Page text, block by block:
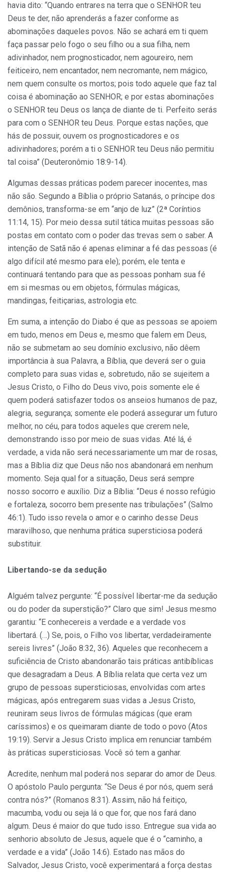
havia dito: “Quando entrares na terra que o SENHOR teu
Deus te der, não aprenderás a fazer conforme as
abominações daqueles povos. Não se achará em ti quem
faça passar pelo fogo o seu filho ou a sua filha, nem
adivinhador, nem prognosticador, nem agoureiro, nem
feiticeiro, nem encantador, nem necromante, nem mágico,
nem quem consulte os mortos; pois todo aquele que faz tal
coisa é abominação ao SENHOR; e por estas abominações
o SENHOR teu Deus os lança de diante de ti. Perfeito serás
para com o SENHOR teu Deus. Porque estas nações, que
hás de possuir, ouvem os prognosticadores e os
adivinhadores; porém a ti o SENHOR teu Deus não permitiu
tal coisa” (Deuteronômio 18:9-14).
Algumas dessas práticas podem parecer inocentes, mas
não são. Segundo a Bíblia o próprio Satanás, o príncipe dos
demônios, transforma-se em “anjo de luz” (2ª Coríntios
11:14, 15). Por meio dessa sutil tática muitas pessoas são
postas em contato com o poder das trevas sem o saber. A
intenção de Satã não é apenas eliminar a fé das pessoas (é
algo difícil até mesmo para ele); porém, ele tenta e
continuará tentando para que as pessoas ponham sua fé
em si mesmas ou em objetos, fórmulas mágicas,
mandingas, feitiçarias, astrologia etc.
Em suma, a intenção do Diabo é que as pessoas se apoiem
em tudo, menos em Deus e, mesmo que falem em Deus,
não se submetam ao seu domínio exclusivo, não dêem
importância à sua Palavra, a Bíblia, que deverá ser o guia
completo para suas vidas e, sobretudo, não se sujeitem a
Jesus Cristo, o Filho do Deus vivo, pois somente ele é
quem poderá satisfazer todos os anseios humanos de paz,
alegria, segurança; somente ele poderá assegurar um futuro
melhor, no céu, para todos aqueles que crerem nele,
demonstrando isso por meio de suas vidas. Até lá, é
verdade, a vida não será necessariamente um mar de rosas,
mas a Bíblia diz que Deus não nos abandonará em nenhum
momento. Seja qual for a situação, Deus será sempre
nosso socorro e auxílio. Diz a Bíblia: “Deus é nosso refúgio
e fortaleza, socorro bem presente nas tribulações” (Salmo
46:1). Tudo isso revela o amor e o carinho desse Deus
maravilhoso, que nenhuma prática supersticiosa poderá
substituir.
Libertando-se da sedução
Alguém talvez pergunte: “É possível libertar-me da sedução
ou do poder da superstição?” Claro que sim! Jesus mesmo
garantiu: “E conhecereis a verdade e a verdade vos
libertará. (…) Se, pois, o Filho vos libertar, verdadeiramente
sereis livres” (João 8:32, 36). Aqueles que reconhecem a
suficiência de Cristo abandonarão tais práticas antibíblicas
que desagradam a Deus. A Bíblia relata que certa vez um
grupo de pessoas supersticiosas, envolvidas com artes
mágicas, após entregarem suas vidas a Jesus Cristo,
reuniram seus livros de fórmulas mágicas (que eram
caríssimos) e os queimaram diante de todo o povo (Atos
19:19). Servir a Jesus Cristo implica em renunciar também
às práticas supersticiosas. Você só tem a ganhar.
Acredite, nenhum mal poderá nos separar do amor de Deus.
O apóstolo Paulo pergunta: “Se Deus é por nós, quem será
contra nós?” (Romanos 8:31). Assim, não há feitiço,
macumba, vodu ou seja lá o que for, que nos fará dano
algum. Deus é maior do que tudo isso. Entregue sua vida ao
senhorio absoluto de Jesus, aquele que é o “caminho, a
verdade e a vida” (João 14:6). Estado nas mãos do
Salvador, Jesus Cristo, você experimentará a força destas